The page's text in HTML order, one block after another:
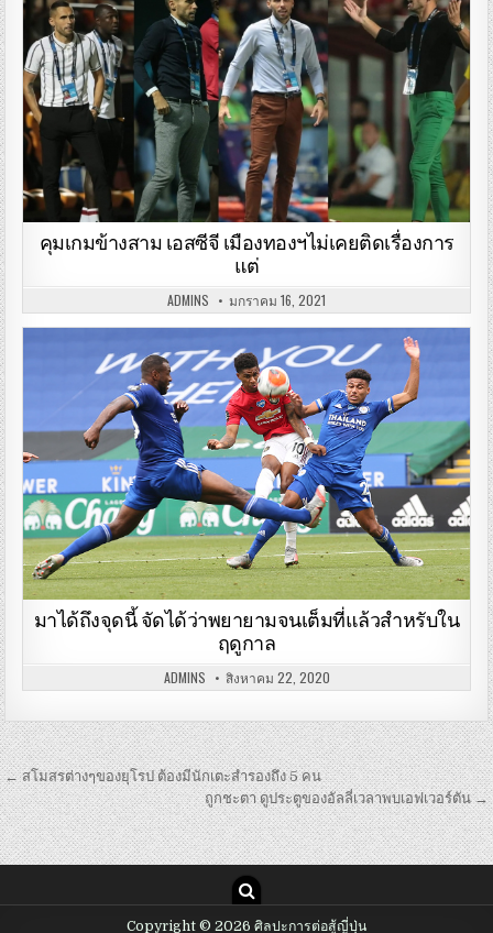
คุมเกมข้างสาม เอสซีจี เมืองทองฯไม่เคยติดเรื่องการ
แต่
ADMINS มกราคม 16, 2021
มาได้ถึงจุดนี้ จัดได้ว่าพยายามจนเต็มที่แล้วสำหรับใน
ฤดูกาล
ADMINS สิงหาคม 22, 2020
เมนู
นำทาง
เรื่อง
← สโมสรต่างๆของยุโรป ต้องมีนักเตะสำรองถึง 5 คน
ถูกชะตา ดูประตูของอัลลี่เวลาพบเอฟเวอร์ตัน →
Copyright © 2026 ศิลปะการต่อสู้ญี่ปุ่น